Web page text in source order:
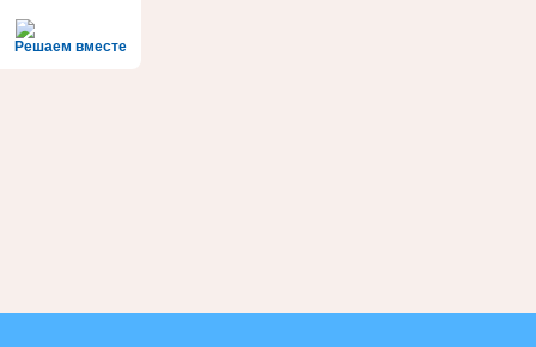
Решаем вместе